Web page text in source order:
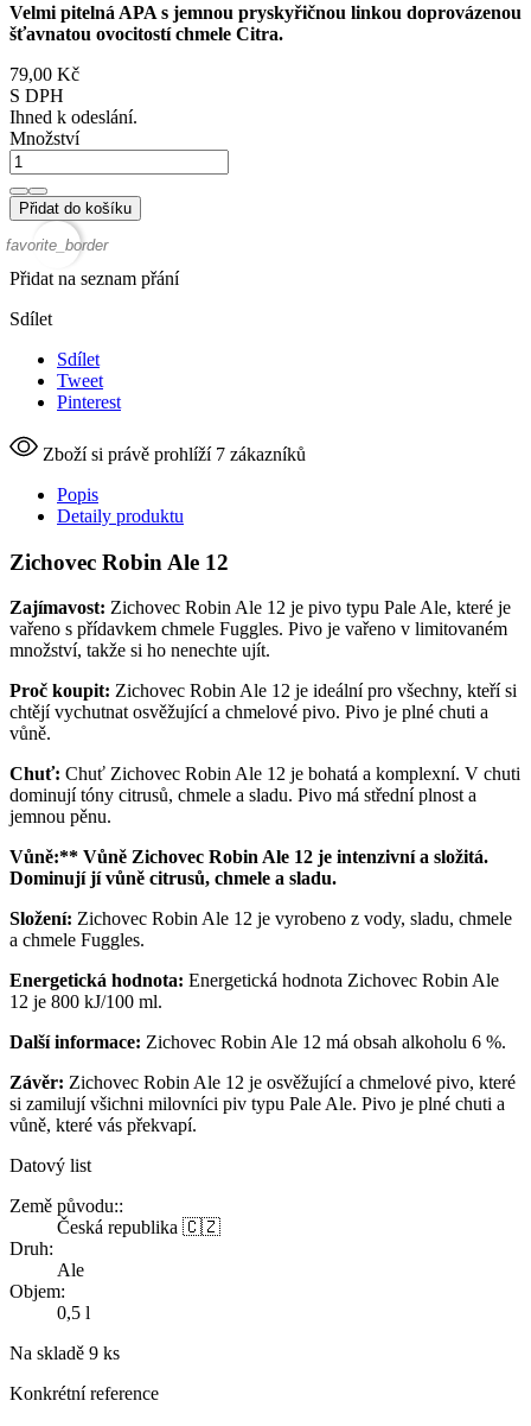
Velmi pitelná APA s jemnou pryskyřičnou linkou doprovázenou
šťavnatou ovocitostí chmele Citra.
79,00 Kč
S DPH
Ihned k odeslání.
Množství
Přidat do košíku
favorite_border
Přidat na seznam přání
Sdílet
Sdílet
Tweet
Pinterest
Zboží si právě prohlíží 7 zákazníků
Popis
Detaily produktu
Zichovec Robin Ale 12
Zajímavost: Zichovec Robin Ale 12 je pivo typu Pale Ale, které je
vařeno s přídavkem chmele Fuggles. Pivo je vařeno v limitovaném
množství, takže si ho nenechte ujít.
Proč koupit: Zichovec Robin Ale 12 je ideální pro všechny, kteří si
chtějí vychutnat osvěžující a chmelové pivo. Pivo je plné chuti a
vůně.
Chuť: Chuť Zichovec Robin Ale 12 je bohatá a komplexní. V chuti
dominují tóny citrusů, chmele a sladu. Pivo má střední plnost a
jemnou pěnu.
Vůně:** Vůně Zichovec Robin Ale 12 je intenzivní a složitá.
Dominují jí vůně citrusů, chmele a sladu.
Složení: Zichovec Robin Ale 12 je vyrobeno z vody, sladu, chmele
a chmele Fuggles.
Energetická hodnota: Energetická hodnota Zichovec Robin Ale
12 je 800 kJ/100 ml.
Další informace: Zichovec Robin Ale 12 má obsah alkoholu 6 %.
Závěr: Zichovec Robin Ale 12 je osvěžující a chmelové pivo, které
si zamilují všichni milovníci piv typu Pale Ale. Pivo je plné chuti a
vůně, které vás překvapí.
Datový list
Země původu::
Česká republika 🇨🇿
Druh:
Ale
Objem:
0,5 l
Na skladě 9 ks
Konkrétní reference